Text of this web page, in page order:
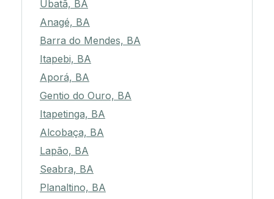
Ubatã, BA
Anagé, BA
Barra do Mendes, BA
Itapebi, BA
Aporá, BA
Gentio do Ouro, BA
Itapetinga, BA
Alcobaça, BA
Lapão, BA
Seabra, BA
Planaltino, BA